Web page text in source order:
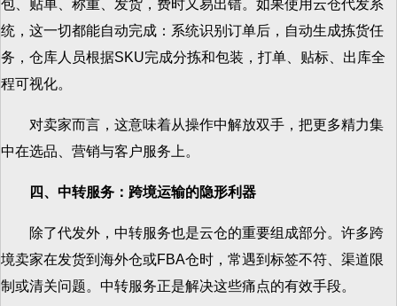
包、贴单、称重、发货，费时又易出错。如果使用云仓代发系
统，这一切都能自动完成：系统识别订单后，自动生成拣货任
务，仓库人员根据SKU完成分拣和包装，打单、贴标、出库全
程可视化。
对卖家而言，这意味着从操作中解放双手，把更多精力集
中在选品、营销与客户服务上。
四、中转服务：跨境运输的隐形利器
除了代发外，中转服务也是云仓的重要组成部分。许多跨
境卖家在发货到海外仓或FBA仓时，常遇到标签不符、渠道限
制或清关问题。中转服务正是解决这些痛点的有效手段。